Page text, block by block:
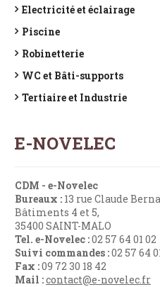
Electricité et éclairage
Piscine
Robinetterie
WC et Bâti-supports
Tertiaire et Industrie
E-NOVELEC
CDM - e-Novelec
Bureaux : 13 rue Claude
Bâtiments 4 et 5,
35400 SAINT-MALO
Tel. e-Novelec :02 57 64 01 02
Suivi commandes :02 57 64
Fax :09 72 30 18 42
Mail :contact@e-novelec.fr